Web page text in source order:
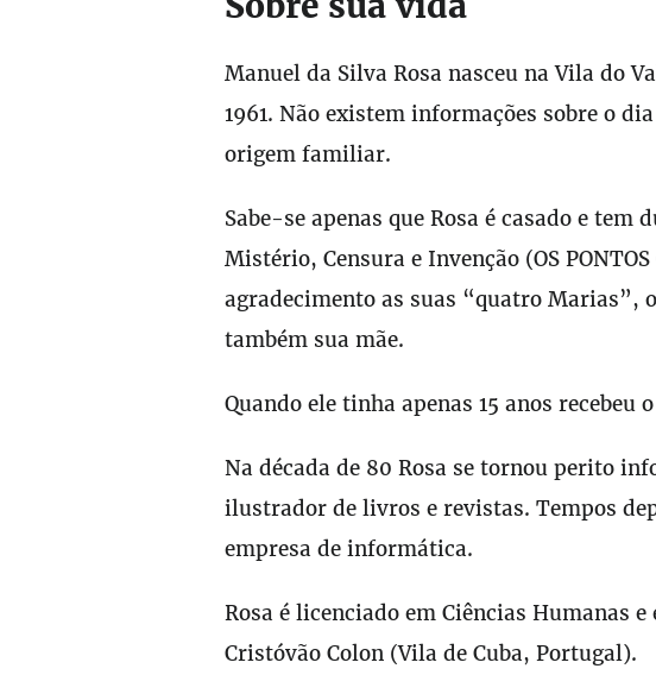
Manuel da Silva Rosa nasceu na Vila do
1961. Não existem informações sobre o
origem familiar.
Sabe-se apenas que Rosa é casado e
Mistério, Censura e Invenção (OS
agradecimento as suas “quatro Marias”,
também sua mãe.
Quando ele tinha apenas 15 anos
Na década de 80 Rosa se tornou perito
ilustrador de livros e revistas. Tempos
empresa de informática.
Rosa é licenciado em Ciências Humanas
Cristóvão Colon (Vila de Cuba, Portugal).